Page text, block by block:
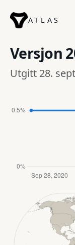
ATLAS
Versjon
Utgitt 28.